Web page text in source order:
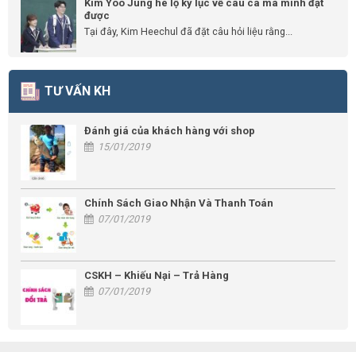
Kim Yoo Jung hé lộ kỷ lục về câu cá mà mình đạt
được
Tại đây, Kim Heechul đã đặt câu hỏi liệu rằng...
TƯ VẤN KH
Đánh giá của khách hàng với shop
15/01/2019
Chính Sách Giao Nhận Và Thanh Toán
07/01/2019
CSKH – Khiếu Nại – Trả Hàng
07/01/2019